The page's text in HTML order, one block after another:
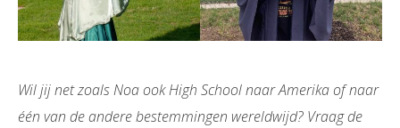
Wil jij net zoals Noa ook High School naar Amerika of naar
één van de andere bestemmingen wereldwijd? Vraag de